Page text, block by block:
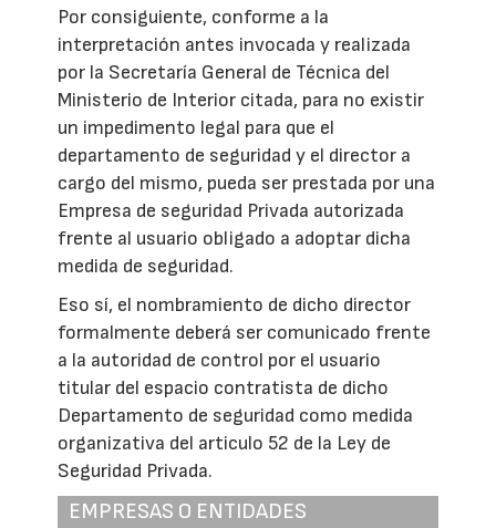
Por consiguiente, conforme a la
interpretación antes invocada y realizada
por la Secretaría General de Técnica del
Ministerio de Interior citada, para no existir
un impedimento legal para que el
departamento de seguridad y el director a
cargo del mismo, pueda ser prestada por una
Empresa de seguridad Privada autorizada
frente al usuario obligado a adoptar dicha
medida de seguridad.
Eso sí, el nombramiento de dicho director
formalmente deberá ser comunicado frente
a la autoridad de control por el usuario
titular del espacio contratista de dicho
Departamento de seguridad como medida
organizativa del articulo 52 de la Ley de
Seguridad Privada.
EMPRESAS O ENTIDADES